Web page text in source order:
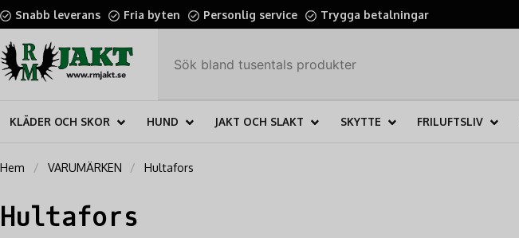
Snabb leverans Fria byten Personlig service Trygga betalningar
KLÄDER OCH SKOR HUND JAKT OCH SLAKT SKYTTE FRILUFTSLIV
Hem VARUMÄRKEN Hultafors
Hultafors